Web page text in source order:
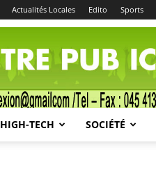
Actualités Locales Edito Sports
HIGH-TECH SOCIÉTÉ